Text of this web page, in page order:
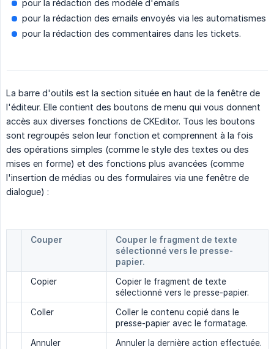
pour la rédaction des modèle d'emails
pour la rédaction des emails envoyés via les automatismes
pour la rédaction des commentaires dans les tickets.
La barre d'outils est la section située en haut de la fenêtre de
l'éditeur. Elle contient des boutons de menu qui vous donnent
accès aux diverses fonctions de CKEditor. Tous les boutons
sont regroupés selon leur fonction et comprennent à la fois
des opérations simples (comme le style des textes ou des
mises en forme) et des fonctions plus avancées (comme
l'insertion de médias ou des formulaires via une fenêtre de
dialogue) :
Couper
Couper le fragment de texte
sélectionné vers le presse-
papier.
Copier
Copier le fragment de texte
sélectionné vers le presse-papier.
Coller
Coller le contenu copié dans le
presse-papier avec le formatage.
Annuler
Annuler la dernière action effectuée.